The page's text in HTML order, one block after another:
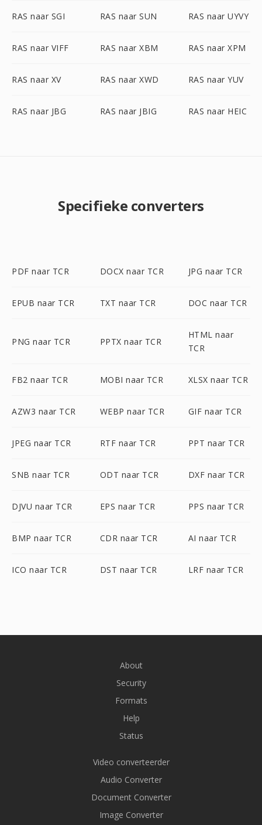
RAS naar SGI RAS naar SUN RAS naar UYVY
RAS naar VIFF RAS naar XBM RAS naar XPM
RAS naar XV RAS naar XWD RAS naar YUV
RAS naar JBG RAS naar JBIG RAS naar HEIC
Specifieke converters
PDF naar TCR DOCX naar TCR JPG naar TCR
EPUB naar TCR TXT naar TCR DOC naar TCR
PNG naar TCR PPTX naar TCR
HTML naar
TCR
FB2 naar TCR MOBI naar TCR XLSX naar TCR
AZW3 naar TCR WEBP naar TCR GIF naar TCR
JPEG naar TCR RTF naar TCR PPT naar TCR
SNB naar TCR ODT naar TCR DXF naar TCR
DJVU naar TCR EPS naar TCR PPS naar TCR
BMP naar TCR CDR naar TCR AI naar TCR
ICO naar TCR DST naar TCR LRF naar TCR
About
Security
Formats
Help
Status
Video converteerder
Audio Converter
Document Converter
Image Converter